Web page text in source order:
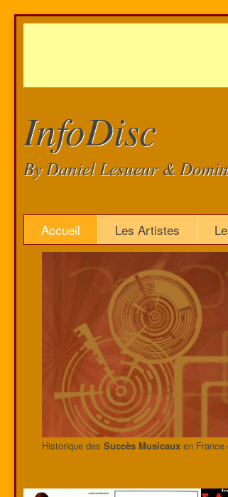
InfoDisc
By Daniel Lesueur &
Accueil Les Artistes
Historique des Succès Musicauxen France